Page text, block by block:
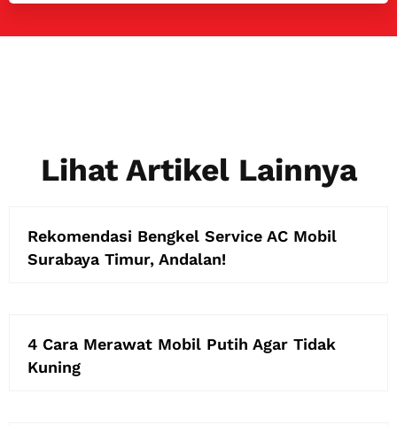
Lihat Artikel Lainnya
Rekomendasi Bengkel Service AC Mobil
Surabaya Timur, Andalan!
4 Cara Merawat Mobil Putih Agar Tidak
Kuning